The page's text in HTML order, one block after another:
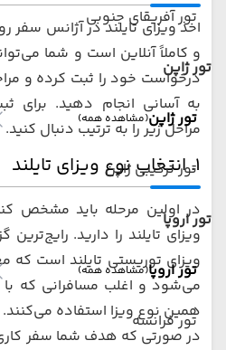
تور آفریقای جنوبی
تور ژاپن
تور ژاپن(مشاهده همه)
تور ترکیبی ژاپن
تور اروپا
تور اروپا(مشاهده همه)
تور فرانسه
اخذ ویزای تایلند در آژانس
و کاملاً آنلاین است و شما
درخواست خود را ثبت کرده و
به آسانی انجام دهید. برای
مراحل زیر را به ترتیب دنبال کنید.
۱. انتخاب نوع ویزای تایلند
در اولین مرحله باید مشخص
ویزای تایلند را دارید. رایج‌ترین
می‌شود و اغلب مسافرانی که با
همین نوع ویزا استفاده می‌کنند.
در صورتی که هدف شما سفر